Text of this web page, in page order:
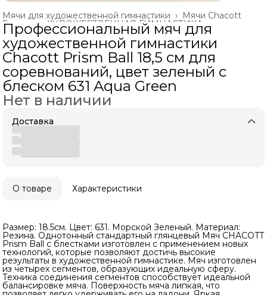
Мячи Chacott
Мячи для художественной гимнастики ›
ХУДОЖЕСТВЕННАЯ ГИМНАСТИКА ›
Главная ›
Профессиональный мяч для
художественной гимнастики
Chacott Prism Ball 18,5 см для
соревнований, цвет зеленый с
блеском 631 Aqua Green
Нет в наличии
Доставка
О товаре Характеристики
Размер: 18.5см. Цвет: 631. Морской Зеленый. Материал:
Резина. Однотонный стандартный глянцевый Мяч CHACOTT
Prism Ball с блестками изготовлен с применением новых
технологий, которые позволяют достичь высокие
результаты в художественной гимнастике. Мяч изготовлен
из четырех сегментов, образующих идеальную сферу.
Техника соединения сегментов способствует идеальной
балансировке мяча. Поверхность мяча липкая, что